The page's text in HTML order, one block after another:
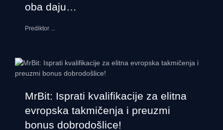
oba daju…
Prediktor ...
MrBit: Isprati kvalifikacije za elitna
evropska takmičenja i preuzmi
bonus dobrodošlice!